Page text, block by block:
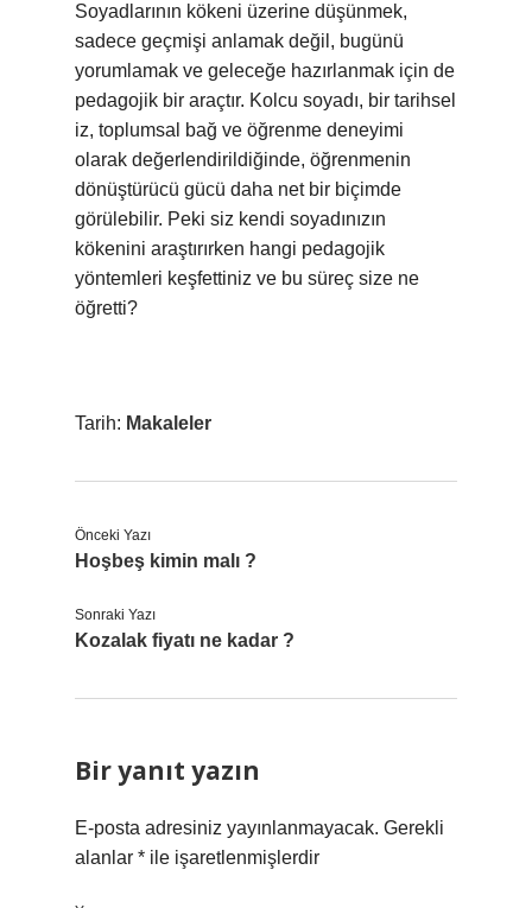
Soyadlarının kökeni üzerine düşünmek,
sadece geçmişi anlamak değil, bugünü
yorumlamak ve geleceğe hazırlanmak için de
pedagojik bir araçtır. Kolcu soyadı, bir tarihsel
iz, toplumsal bağ ve öğrenme deneyimi
olarak değerlendirildiğinde, öğrenmenin
dönüştürücü gücü daha net bir biçimde
görülebilir. Peki siz kendi soyadınızın
kökenini araştırırken hangi pedagojik
yöntemleri keşfettiniz ve bu süreç size ne
öğretti?
Tarih: Makaleler
Önceki Yazı
Hoşbeş kimin malı ?
Sonraki Yazı
Kozalak fiyatı ne kadar ?
Bir yanıt yazın
E-posta adresiniz yayınlanmayacak. Gerekli
alanlar * ile işaretlenmişlerdir